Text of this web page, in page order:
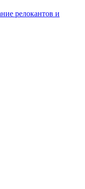
релокантов и